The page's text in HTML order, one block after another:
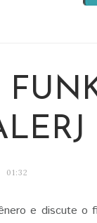
01:32
e discute o